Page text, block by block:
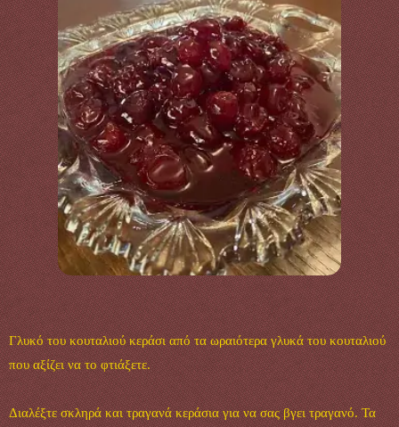
Γλυκό του κουταλιού κεράσι από τα ωραιότερα γλυκά του κουταλιού
που αξίζει να το φτιάξετε.
Διαλέξτε σκληρά και τραγανά κεράσια για να σας βγει τραγανό. Τα